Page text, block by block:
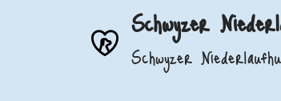
Schwyzer
Schwyzer